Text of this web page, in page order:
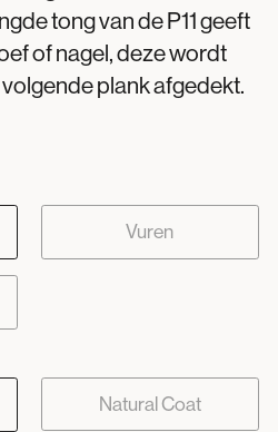
tong van de P11 geeft
of nagel, deze wordt
plank afgedekt.
Vuren
Natural Coat